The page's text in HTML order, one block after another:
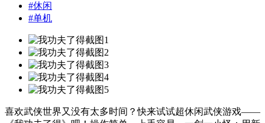
#休闲
#单机
喜欢武侠世界又没有太多时间？快来试试超休闲武侠游戏——